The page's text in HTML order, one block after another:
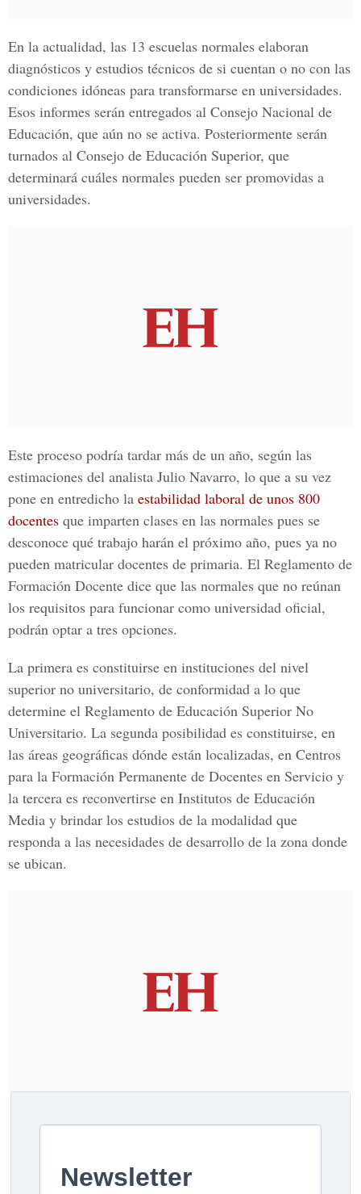
En la actualidad, las 13 escuelas normales elaboran
diagnósticos y estudios técnicos de si cuentan o no con las
condiciones idóneas para transformarse en universidades.
Esos informes serán entregados al Consejo Nacional de
Educación, que aún no se activa. Posteriormente serán
turnados al Consejo de Educación Superior, que
determinará cuáles normales pueden ser promovidas a
universidades.
Este proceso podría tardar más de un año, según las
estimaciones del analista Julio Navarro, lo que a su vez
pone en entredicho la estabilidad laboral de unos 800
docentes que imparten clases en las normales pues se
desconoce qué trabajo harán el próximo año, pues ya no
pueden matricular docentes de primaria. El Reglamento de
Formación Docente dice que las normales que no reúnan
los requisitos para funcionar como universidad oficial,
podrán optar a tres opciones.
La primera es constituirse en instituciones del nivel
superior no universitario, de conformidad a lo que
determine el Reglamento de Educación Superior No
Universitario. La segunda posibilidad es constituirse, en
las áreas geográficas dónde están localizadas, en Centros
para la Formación Permanente de Docentes en Servicio y
la tercera es reconvertirse en Institutos de Educación
Media y brindar los estudios de la modalidad que
responda a las necesidades de desarrollo de la zona donde
se ubican.